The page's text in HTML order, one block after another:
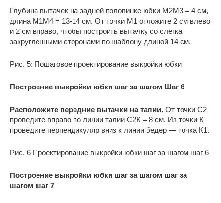
Глубина вытачек на задней половинке юбки М2М3 = 4 см,
длина М1М4 = 13-14 см. От точки М1 отложите 2 см влево
и 2 см вправо, чтобы построить вытачку со слегка
закругленными сторонами по шаблону длиной 14 см.
Рис. 5: Пошаговое проектирование выкройки юбки
Построение выкройки юбки шаг за шагом Шаг 6
Расположите передние вытачки на талии. От точки С2
проведите вправо по линии талии С2К = 8 см. Из точки К
проведите перпендикуляр вниз к линии бедер — точка К1.
Рис. 6 Проектирование выкройки юбки шаг за шагом шаг 6
Построение выкройки юбки шаг за шагом шаг за
шагом шаг 7